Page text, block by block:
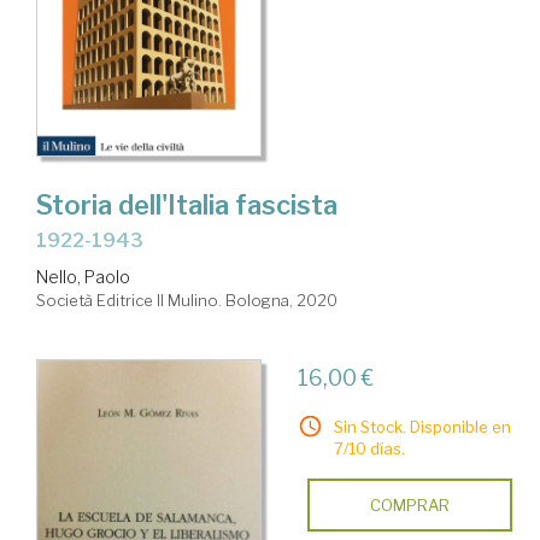
Storia dell'Italia fascista
1922-1943
Nello, Paolo
Società Editrice Il Mulino. Bologna, 2020
16,00 €
Sin Stock. Disponible en
7/10 días.
COMPRAR